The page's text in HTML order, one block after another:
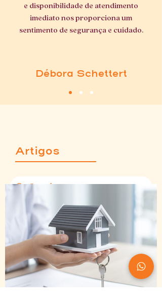
e disponibilidade de atendimento
imediato nos proporciona um
sentimento de segurança e cuidado.
Débora Schettert
Artigos